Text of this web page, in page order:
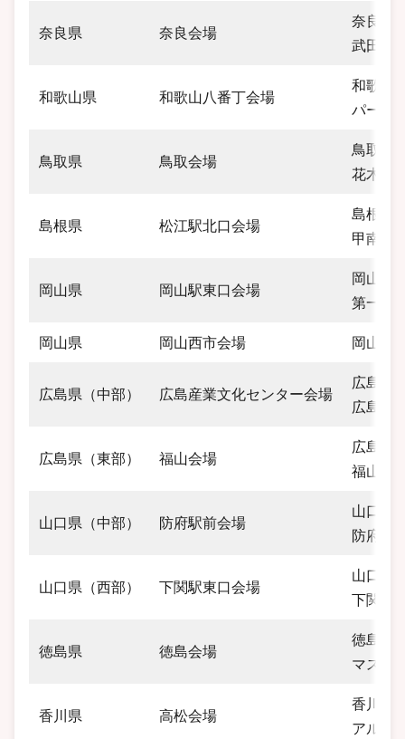
奈良県 奈良会場
奈良県
武田ビ
和歌山県 和歌山八番丁会場
和歌山
パーク
鳥取県 鳥取会場
鳥取県
花木ビ
島根県 松江駅北口会場
島根県
甲南ア
岡山県 岡山駅東口会場
岡山県
第一セ
岡山県 岡山西市会場 岡山県
広島県（中部） 広島産業文化センター会場
広島県
広島産
広島県（東部） 福山会場
広島県
福山駅
山口県（中部） 防府駅前会場
山口県
防府広
山口県（西部） 下関駅東口会場
山口県
下関第
徳島県 徳島会場
徳島県
マスダ
香川県 高松会場
香川県
アルカ